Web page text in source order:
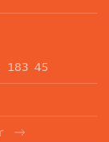
183 45